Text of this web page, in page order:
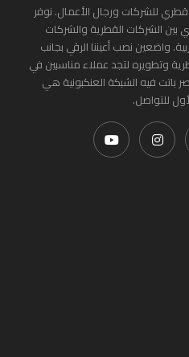
للشركات ورجال الأعمال. نوفر
بين الشركات القطرية والشركات
واضعين نصب أعيننا الرقي بجانب
وتطويره لتجد عملاء مناسبين في
فيه الشبكة العنكبونية هي
للتواصل.